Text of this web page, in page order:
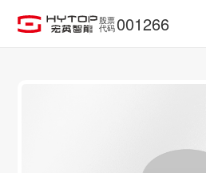
股票
代码 001266